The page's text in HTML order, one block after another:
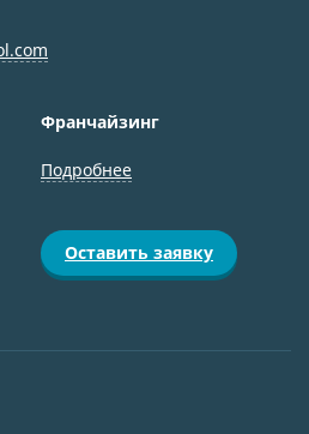
Франчайзинг
Подробнее
Оставить заявку